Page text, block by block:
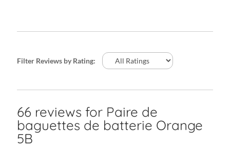
Filter Reviews by Rating:
66 reviews for Paire de
baguettes de batterie Orange
5B